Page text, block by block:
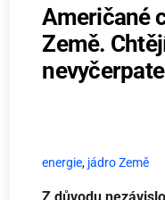
Američané
Země.
energie, jádro Země